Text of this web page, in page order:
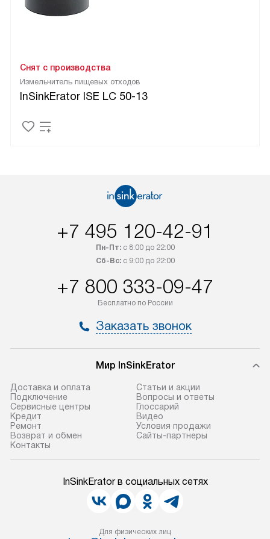
Измельчитель пищевых отходов
InSinkErator ISE LC 50-13
Снят с производства
+7 495 120-42-91
Пн-Пт:с 8:00 до 22:00
Сб-Вс:с 9:00 до 22:00
+7 800 333-09-47
Бесплатно по России
Заказать звонок
Мир InSinkErator
Доставка и оплата
Подключение
Сервисные центры
Кредит
Ремонт
Возврат и обмен
Контакты
Статьи и акции
Вопросы и ответы
Глоссарий
Видео
Условия продажи
Сайты-партнеры
InSinkErator в социальных сетях
Для физических лиц